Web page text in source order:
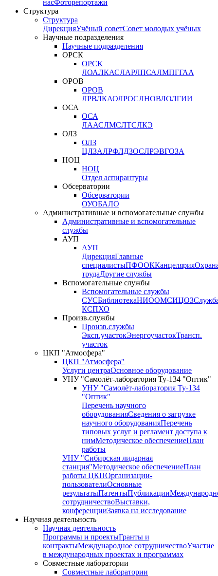
насФоторепортажи
Структура
Структура
ДирекцияУчёный советСовет молодых учёных
Научные подразделения
Научные подразделения
ОРСК
ОРСК
ЛОАЛКАСЛАРЛПСАЛМПГГАА
ОРОВ
ОРОВ
ЛРВЛКАОЛРОСЛНОВЛОЛГИИ
ОСА
ОСА
ЛААСЛМСЛТСЛКЭ
ОЛЗ
ОЛЗ
ЦЛЗАЛРФЛДЗОСЛРЭВГОЗА
НОЦ
НОЦ
Отдел аспирантуры
Обсерватории
Обсерватории
ОУОБАЛО
Административные и вспомогательные службы
Административные и вспомогательные
службы
АУП
АУП
ДирекцияГлавные
специалистыПФООККанцелярия
трудаДругие службы
Вспомогательные службы
Вспомогательные службы
СУСБиблиотекаНИООМСИЦОЗ
КСПХО
Произв.службы
Произв.службы
Эксп.участокЭнергоучастокТрансп.
участок
ЦКП "Атмосфера"
ЦКП "Атмосфера"
Услуги центраОсновное оборудование
УНУ "Самолёт-лаборатория Ту-134 "Оптик"
УНУ "Самолёт-лаборатория Ту-134
"Оптик"
Перечень научного
оборудованияСведения о загрузке
научного оборудованияПеречень
типовых услуг и регламент доступа к
нимМетодическое обеспечениеПлан
работы
УНУ "Сибирская лидарная
станция"Методическое обеспечениеПлан
работы ЦКПОрганизации-
пользователиОсновные
результатыПатентыПубликации
сотрудничествоВыставки,
конференцииЗаявка на исследование
Научная деятельность
Научная деятельность
Программы и проектыГранты и
контрактыМеждународное сотрудничествоУчастие
в международных проектах и программах
Совместные лаборатории
Совместные лаборатории